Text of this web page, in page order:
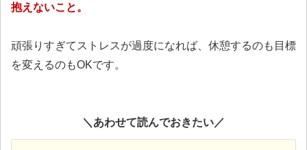
抱えないこと。
頑張りすぎてストレスが過度になれば、休憩するのも目標
を変えるのもOKです。
＼あわせて読んでおきたい／